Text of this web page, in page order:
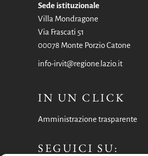
Sede istituzionale
Villa Mondragone
Via Frascati 51
00078 Monte Porzio Catone
info-irvit@regione.lazio.it
IN UN CLICK
Amministrazione trasparente
SEGUICI SU: